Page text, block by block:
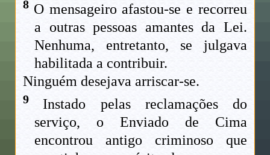
8 O mensageiro afastou-se e recorreu
a outras pessoas amantes da Lei.
Nenhuma, entretanto, se julgava
habilitada a contribuir.
Ninguém desejava arriscar-se.
9
Instado pelas reclamações do
serviço, o Enviado de Cima
encontrou antigo criminoso que